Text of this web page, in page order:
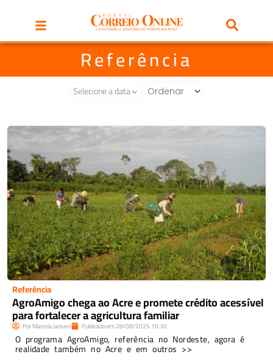
Referência
Selecione a data
Referência
AgroAmigo chega ao Acre e promete crédito acessível
para fortalecer a agricultura familiar
PorMarcela Jansen Publicado em28/08/2025 10:30
O programa AgroAmigo, referência no Nordeste, agora é
realidade também no Acre e em outros >>